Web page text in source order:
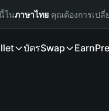
ในภาษาไทย คุณต้องการเปลี่
บัตรSwap Earn